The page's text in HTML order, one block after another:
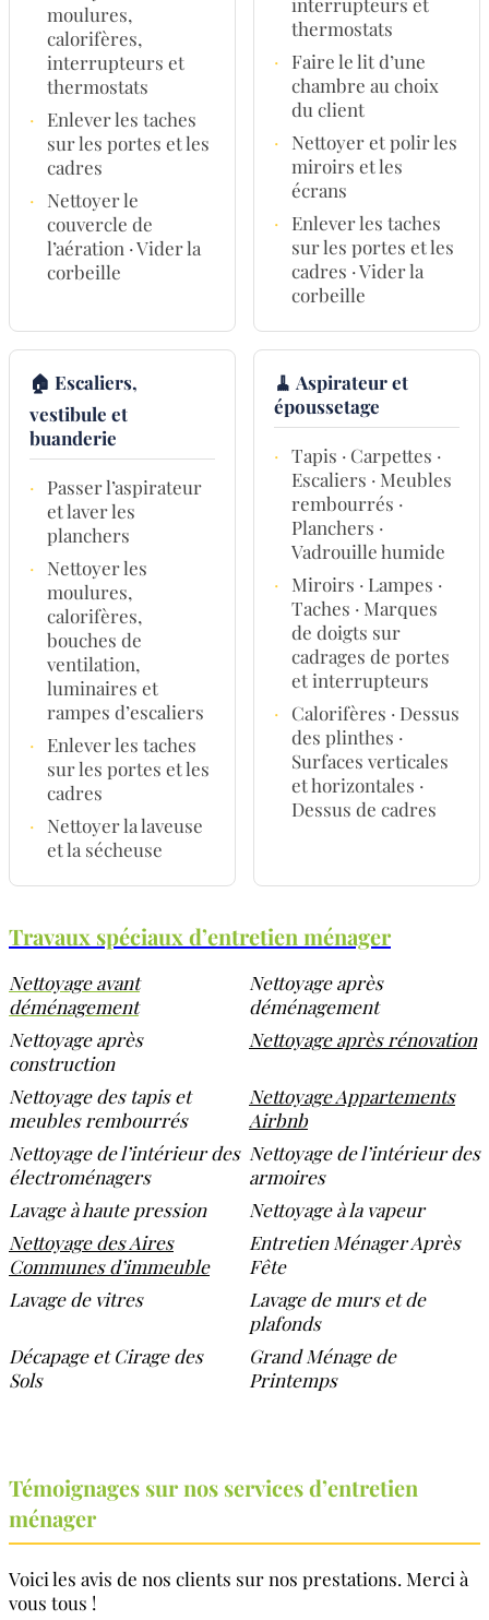
moulures,
calorifères,
interrupteurs et
thermostats
· Enlever les taches
sur les portes et les
cadres
· Nettoyer le
couvercle de
l’aération · Vider la
corbeille
thermostats
· Faire le lit d’une
chambre au choix
du client
· Nettoyer et polir les
miroirs et les
écrans
· Enlever les taches
sur les portes et les
cadres · Vider la
corbeille
🏠 Escaliers,
vestibule et
buanderie
· Passer l’aspirateur
et laver les
planchers
· Nettoyer les
moulures,
calorifères,
bouches de
ventilation,
luminaires et
rampes d’escaliers
· Enlever les taches
sur les portes et les
cadres
· Nettoyer la laveuse
et la sécheuse
🧹 Aspirateur et
époussetage
· Tapis · Carpettes ·
Escaliers · Meubles
rembourrés ·
Planchers ·
Vadrouille humide
· Miroirs · Lampes ·
Taches · Marques
de doigts sur
cadrages de portes
et interrupteurs
· Calorifères · Dessus
des plinthes ·
Surfaces verticales
et horizontales ·
Dessus de cadres
Travaux spéciaux d’entretien ménager
Nettoyage avant
déménagement
Nettoyage après
déménagement
Nettoyage après
construction
Nettoyage après rénovation
Nettoyage des tapis et
meubles rembourrés
Nettoyage Appartements
Airbnb
Nettoyage de l’intérieur des
électroménagers
Nettoyage de l’intérieur des
armoires
Lavage à haute pression
Nettoyage à la vapeur
Nettoyage des Aires
Communes d’immeuble
Entretien Ménager Après
Fête
Lavage de vitres
Lavage de murs et de
plafonds
Décapage et Cirage des
Sols
Grand Ménage de
Printemps
Témoignages sur nos services d’entretien
ménager
Voici les avis de nos clients sur nos prestations. Merci à
vous tous !